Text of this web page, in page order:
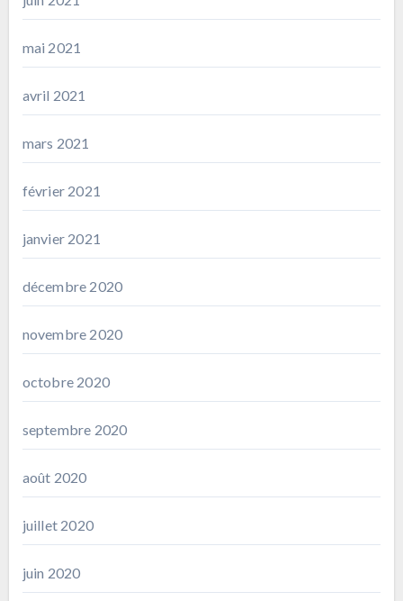
mai 2021
avril 2021
mars 2021
février 2021
janvier 2021
décembre 2020
novembre 2020
octobre 2020
septembre 2020
août 2020
juillet 2020
juin 2020